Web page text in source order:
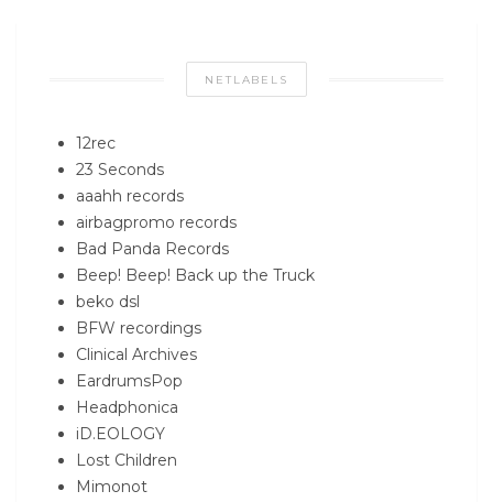
NETLABELS
12rec
23 Seconds
aaahh records
airbagpromo records
Bad Panda Records
Beep! Beep! Back up the Truck
beko dsl
BFW recordings
Clinical Archives
EardrumsPop
Headphonica
iD.EOLOGY
Lost Children
Mimonot